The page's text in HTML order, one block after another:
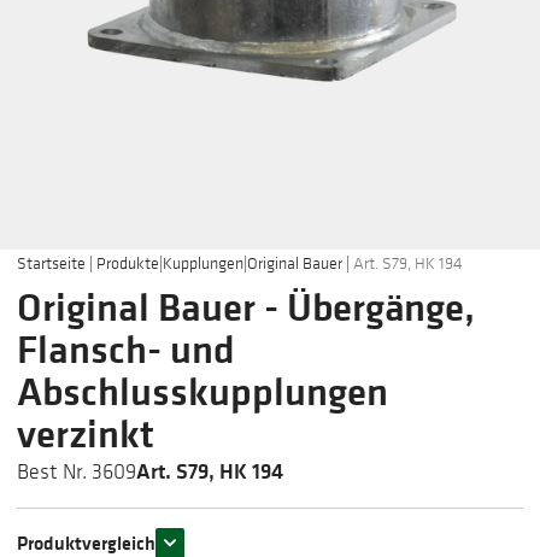
Startseite | Produkte|Kupplungen|Original Bauer | Art. S79, HK 194
Original Bauer - Übergänge,
Flansch- und
Abschlusskupplungen
verzinkt
Best Nr. 3609Art. S79, HK 194
Produktvergleich